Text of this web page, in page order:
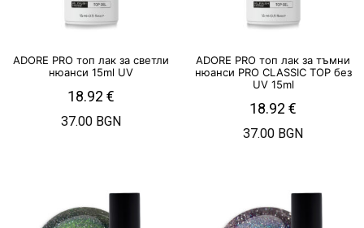
ADORE PRO топ лак за светли
нюанси 15ml UV
18.92 €
37.00 BGN
ADORE PRO топ лак за тъмни
нюанси PRO CLASSIC TOP без
UV 15ml
18.92 €
37.00 BGN